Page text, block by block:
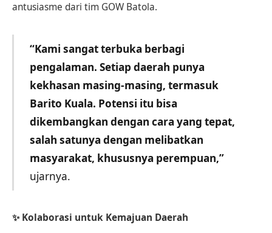
antusiasme dari tim GOW Batola.
“Kami sangat terbuka berbagi
pengalaman. Setiap daerah punya
kekhasan masing-masing, termasuk
Barito Kuala. Potensi itu bisa
dikembangkan dengan cara yang tepat,
salah satunya dengan melibatkan
masyarakat, khususnya perempuan,”
ujarnya.
✨Kolaborasi untuk Kemajuan Daerah